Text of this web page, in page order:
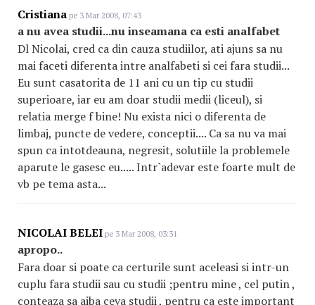
Cristiana pe 3 Mar 2008, 07:43
a nu avea studii...nu inseamana ca esti analfabet
Dl Nicolai, cred ca din cauza studiilor, ati ajuns sa nu
mai faceti diferenta intre analfabeti si cei fara studii...
Eu sunt casatorita de 11 ani cu un tip cu studii
superioare, iar eu am doar studii medii (liceul), si
relatia merge f bine! Nu exista nici o diferenta de
limbaj, puncte de vedere, conceptii.... Ca sa nu va mai
spun ca intotdeauna, negresit, solutiile la problemele
aparute le gasesc eu..... Intr`adevar este foarte mult de
vb pe tema asta...
NICOLAI BELEI pe 3 Mar 2008, 03:31
apropo..
Fara doar si poate ca certurile sunt aceleasi si intr-un
cuplu fara studii sau cu studii ;pentru mine , cel putin ,
conteaza sa aiba ceva studii , pentru ca este important